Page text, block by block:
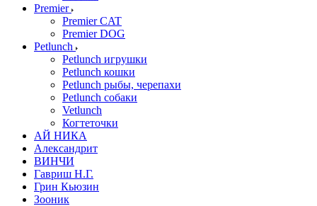
Premier
Premier CAT
Premier DOG
Petlunch
Petlunch игрушки
Petlunch кошки
Petlunch рыбы, черепахи
Petlunch собаки
Vetlunch
Когтеточки
АЙ НИКА
Александрит
ВИНЧИ
Гавриш Н.Г.
Грин Кьюзин
Зооник